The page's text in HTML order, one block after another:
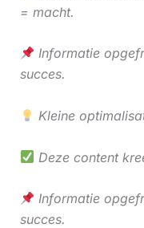
= macht.
Informatie
succes.
Kleine
Deze content
Informatie
succes.